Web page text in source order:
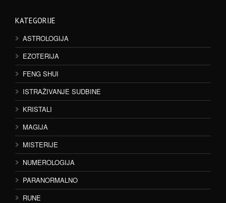
KATEGORIJE
ASTROLOGIJA
EZOTERIJA
FENG SHUI
ISTRAŽIVANJE SUDBINE
KRISTALI
MAGIJA
MISTERIJE
NUMEROLOGIJA
PARANORMALNO
RUNE